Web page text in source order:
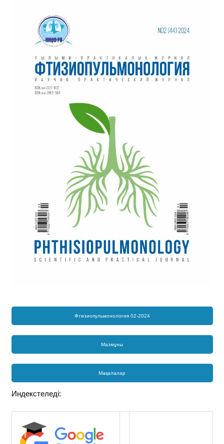
Фтизиопульмонология 02-2024
Мазмұны
Мақалалар
Индекстеледі: